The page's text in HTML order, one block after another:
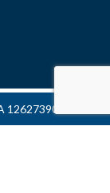
12627390151